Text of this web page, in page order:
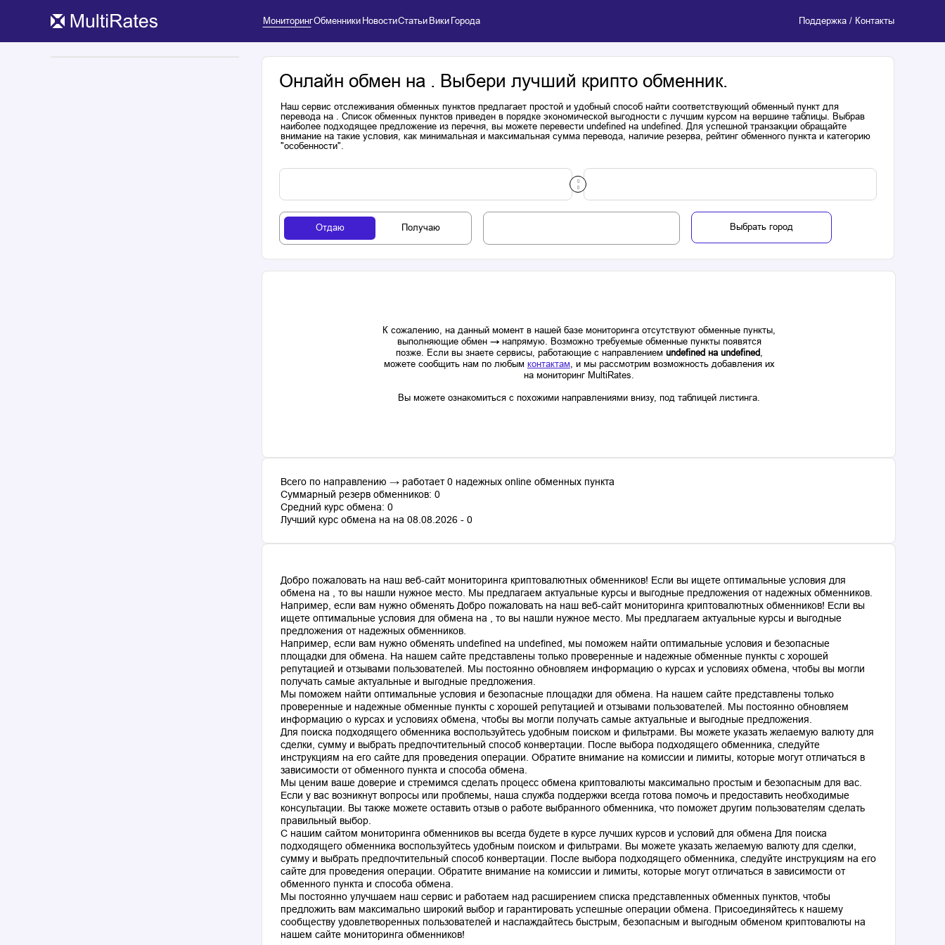
МониторингОбменники НовостиСтатьи Вики Города Поддержка / Контакты
Онлайн обмен на . Выбери лучший крипто обменник.
Наш сервис отслеживания обменных пунктов предлагает простой и удобный способ найти соответствующий обменный пункт для
перевода на . Список обменных пунктов приведен в порядке экономической выгодности с лучшим курсом на вершине таблицы. Выбрав
наиболее подходящее предложение из перечня, вы можете перевести undefined на undefined. Для успешной транзакции обращайте
внимание на такие условия, как минимальная и максимальная сумма перевода, наличие резерва, рейтинг обменного пункта и категорию
"особенности".
Отдаю Получаю Выбрать город
К сожалению, на данный момент в нашей базе мониторинга отсутствуют обменные пункты,
выполняющие обмен → напрямую. Возможно требуемые обменные пункты появятся
позже. Если вы знаете сервисы, работающие с направлением undefined на undefined,
можете сообщить нам по любым контактам, и мы рассмотрим возможность добавления их
на мониторинг MultiRates.
Вы можете ознакомиться с похожими направлениями внизу, под таблицей листинга.
Всего по направлению → работает 0 надежных online обменных пункта
Суммарный резерв обменников: 0
Средний курс обмена: 0
Лучший курс обмена на на 08.08.2026 - 0
Добро пожаловать на наш веб-сайт мониторинга криптовалютных обменников! Если вы ищете оптимальные условия для
обмена на , то вы нашли нужное место. Мы предлагаем актуальные курсы и выгодные предложения от надежных обменников.
Например, если вам нужно обменять Добро пожаловать на наш веб-сайт мониторинга криптовалютных обменников! Если вы
ищете оптимальные условия для обмена на , то вы нашли нужное место. Мы предлагаем актуальные курсы и выгодные
предложения от надежных обменников.
Например, если вам нужно обменять undefined на undefined, мы поможем найти оптимальные условия и безопасные
площадки для обмена. На нашем сайте представлены только проверенные и надежные обменные пункты с хорошей
репутацией и отзывами пользователей. Мы постоянно обновляем информацию о курсах и условиях обмена, чтобы вы могли
получать самые актуальные и выгодные предложения.
Мы поможем найти оптимальные условия и безопасные площадки для обмена. На нашем сайте представлены только
проверенные и надежные обменные пункты с хорошей репутацией и отзывами пользователей. Мы постоянно обновляем
информацию о курсах и условиях обмена, чтобы вы могли получать самые актуальные и выгодные предложения.
Для поиска подходящего обменника воспользуйтесь удобным поиском и фильтрами. Вы можете указать желаемую валюту для
сделки, сумму и выбрать предпочтительный способ конвертации. После выбора подходящего обменника, следуйте
инструкциям на его сайте для проведения операции. Обратите внимание на комиссии и лимиты, которые могут отличаться в
зависимости от обменного пункта и способа обмена.
Мы ценим ваше доверие и стремимся сделать процесс обмена криптовалюты максимально простым и безопасным для вас.
Если у вас возникнут вопросы или проблемы, наша служба поддержки всегда готова помочь и предоставить необходимые
консультации. Вы также можете оставить отзыв о работе выбранного обменника, что поможет другим пользователям сделать
правильный выбор.
С нашим сайтом мониторинга обменников вы всегда будете в курсе лучших курсов и условий для обмена Для поиска
подходящего обменника воспользуйтесь удобным поиском и фильтрами. Вы можете указать желаемую валюту для сделки,
сумму и выбрать предпочтительный способ конвертации. После выбора подходящего обменника, следуйте инструкциям на его
сайте для проведения операции. Обратите внимание на комиссии и лимиты, которые могут отличаться в зависимости от
обменного пункта и способа обмена.
Мы постоянно улучшаем наш сервис и работаем над расширением списка представленных обменных пунктов, чтобы
предложить вам максимально широкий выбор и гарантировать успешные операции обмена. Присоединяйтесь к нашему
сообществу удовлетворенных пользователей и наслаждайтесь быстрым, безопасным и выгодным обменом криптовалюты на